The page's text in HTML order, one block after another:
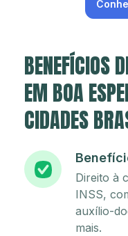
BENEFÍCIOS
EM BOA
CIDADES
Direito à
INSS,
auxílio-
mais.